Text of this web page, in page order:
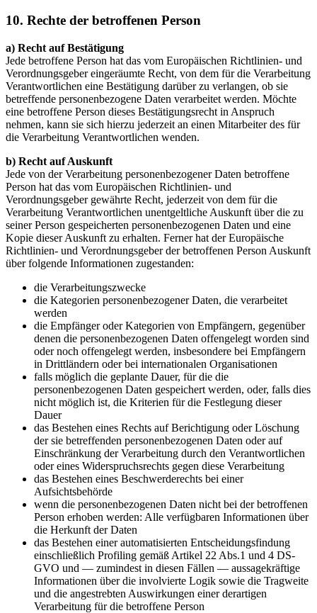
10. Rechte der betroffenen Person
a) Recht auf Bestätigung
Jede betroffene Person hat das vom Europäischen Richtlinien- und
Verordnungsgeber eingeräumte Recht, von dem für die Verarbeitung
Verantwortlichen eine Bestätigung darüber zu verlangen, ob sie
betreffende personenbezogene Daten verarbeitet werden. Möchte
eine betroffene Person dieses Bestätigungsrecht in Anspruch
nehmen, kann sie sich hierzu jederzeit an einen Mitarbeiter des für
die Verarbeitung Verantwortlichen wenden.
b) Recht auf Auskunft
Jede von der Verarbeitung personenbezogener Daten betroffene
Person hat das vom Europäischen Richtlinien- und
Verordnungsgeber gewährte Recht, jederzeit von dem für die
Verarbeitung Verantwortlichen unentgeltliche Auskunft über die zu
seiner Person gespeicherten personenbezogenen Daten und eine
Kopie dieser Auskunft zu erhalten. Ferner hat der Europäische
Richtlinien- und Verordnungsgeber der betroffenen Person Auskunft
über folgende Informationen zugestanden:
die Verarbeitungszwecke
die Kategorien personenbezogener Daten, die verarbeitet
werden
die Empfänger oder Kategorien von Empfängern, gegenüber
denen die personenbezogenen Daten offengelegt worden sind
oder noch offengelegt werden, insbesondere bei Empfängern
in Drittländern oder bei internationalen Organisationen
falls möglich die geplante Dauer, für die die
personenbezogenen Daten gespeichert werden, oder, falls dies
nicht möglich ist, die Kriterien für die Festlegung dieser
Dauer
das Bestehen eines Rechts auf Berichtigung oder Löschung
der sie betreffenden personenbezogenen Daten oder auf
Einschränkung der Verarbeitung durch den Verantwortlichen
oder eines Widerspruchsrechts gegen diese Verarbeitung
das Bestehen eines Beschwerderechts bei einer
Aufsichtsbehörde
wenn die personenbezogenen Daten nicht bei der betroffenen
Person erhoben werden: Alle verfügbaren Informationen über
die Herkunft der Daten
das Bestehen einer automatisierten Entscheidungsfindung
einschließlich Profiling gemäß Artikel 22 Abs.1 und 4 DS-
GVO und — zumindest in diesen Fällen — aussagekräftige
Informationen über die involvierte Logik sowie die Tragweite
und die angestrebten Auswirkungen einer derartigen
Verarbeitung für die betroffene Person